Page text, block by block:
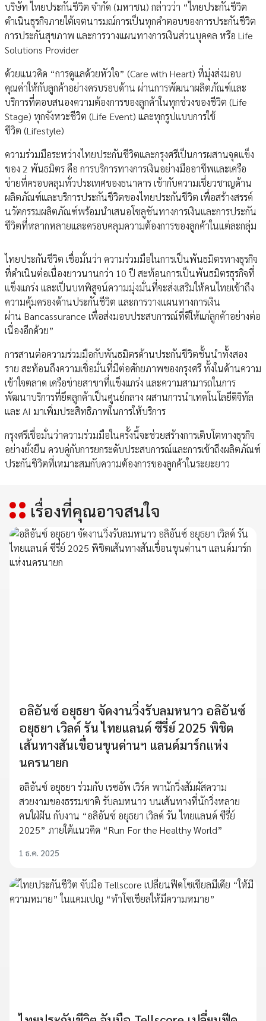
บริษัท ไทยประกันชีวิต จำกัด (มหาชน) กล่าวว่า “ไทยประกันชีวิต
ดำเนินธุรกิจภายใต้เจตนารมณ์การเป็นทุกคำตอบของการประกันชีวิต
การประกันสุขภาพ และการวางแผนทางการเงินส่วนบุคคล หรือ Life
Solutions Provider
ด้วยแนวคิด “การดูแลด้วยหัวใจ” (Care with Heart) ที่มุ่งส่งมอบ
คุณค่าให้กับลูกค้าอย่างครบรอบด้าน ผ่านการพัฒนาผลิตภัณฑ์และ
บริการที่ตอบสนองความต้องการของลูกค้าในทุกช่วงของชีวิต (Life
Stage) ทุกจังหวะชีวิต (Life Event) และทุกรูปแบบการใช้
ชีวิต (Lifestyle)
ความร่วมมือระหว่างไทยประกันชีวิตและกรุงศรีเป็นการผสานจุดแข็ง
ของ 2 พันธมิตร คือ การบริการทางการเงินอย่างมืออาชีพและเครือ
ข่ายที่ครอบคลุมทั่วประเทศของธนาคาร เข้ากับความเชี่ยวชาญด้าน
ผลิตภัณฑ์และบริการประกันชีวิตของไทยประกันชีวิต เพื่อสร้างสรรค์
นวัตกรรมผลิตภัณฑ์พร้อมนำเสนอโซลูชันทางการเงินและการประกัน
ชีวิตที่หลากหลายและครอบคลุมความต้องการของลูกค้าในแต่ละกลุ่ม
ไทยประกันชีวิต เชื่อมั่นว่า ความร่วมมือในการเป็นพันธมิตรทางธุรกิจ
ที่ดำเนินต่อเนื่องยาวนานกว่า 10 ปี สะท้อนการเป็นพันธมิตรธุรกิจที่
แข็งแกร่ง และเป็นบทพิสูจน์ความมุ่งมั่นที่จะส่งเสริมให้คนไทยเข้าถึง
ความคุ้มครองด้านประกันชีวิต และการวางแผนทางการเงิน
ผ่าน Bancassurance เพื่อส่งมอบประสบการณ์ที่ดีให้แก่ลูกค้าอย่างต่อ
เนื่องอีกด้วย”
การสานต่อความร่วมมือกับพันธมิตรด้านประกันชีวิตชั้นนำทั้งสอง
ราย สะท้อนถึงความเชื่อมั่นที่มีต่อศักยภาพของกรุงศรี ทั้งในด้านความ
เข้าใจตลาด เครือข่ายสาขาที่แข็งแกร่ง และความสามารถในการ
พัฒนาบริการที่ยึดลูกค้าเป็นศูนย์กลาง ผสานการนำเทคโนโลยีดิจิทัล
และ AI มาเพิ่มประสิทธิภาพในการให้บริการ
กรุงศรีเชื่อมั่นว่าความร่วมมือในครั้งนี้จะช่วยสร้างการเติบโตทางธุรกิจ
อย่างยั่งยืน ควบคู่กับการยกระดับประสบการณ์และการเข้าถึงผลิตภัณฑ์
ประกันชีวิตที่เหมาะสมกับความต้องการของลูกค้าในระยะยาว
เรื่องที่คุณอาจสนใจ
อลิอันซ์ อยุธยา จัดงานวิ่งรับลมหนาว อลิอันซ์
อยุธยา เวิลด์ รัน ไทยแลนด์ ซีรี่ย์ 2025 พิชิต
เส้นทางสันเขื่อนขุนด่านฯ แลนด์มาร์กแห่ง
นครนายก
อลิอันซ์ อยุธยา ร่วมกับ เรซอัพ เวิร์ค พานักวิ่งสัมผัสความ
สวยงามของธรรมชาติ รับลมหนาว บนเส้นทางที่นักวิ่งหลาย
คนใฝ่ฝัน กับงาน “อลิอันซ์ อยุธยา เวิลด์ รัน ไทยแลนด์ ซีรี่ย์
2025” ภายใต้แนวคิด “Run For the Healthy World”
1 ธ.ค. 2025